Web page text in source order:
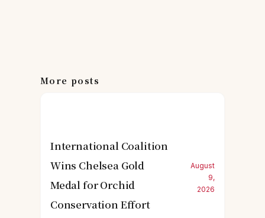
More posts
International Coalition
Wins Chelsea Gold
Medal for Orchid
Conservation Effort
August
9,
2026